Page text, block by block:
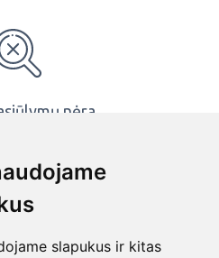
slapukus ir kitas
nėra